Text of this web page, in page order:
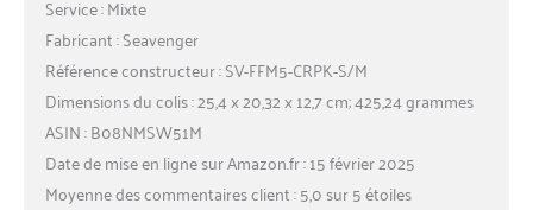
Service : Mixte
Fabricant : Seavenger
Référence constructeur : SV-FFM5-CRPK-S/M
Dimensions du colis : 25,4 x 20,32 x 12,7 cm; 425,24 grammes
ASIN : B08NMSW51M
Date de mise en ligne sur Amazon.fr : 15 février 2025
Moyenne des commentaires client : 5,0 sur 5 étoiles